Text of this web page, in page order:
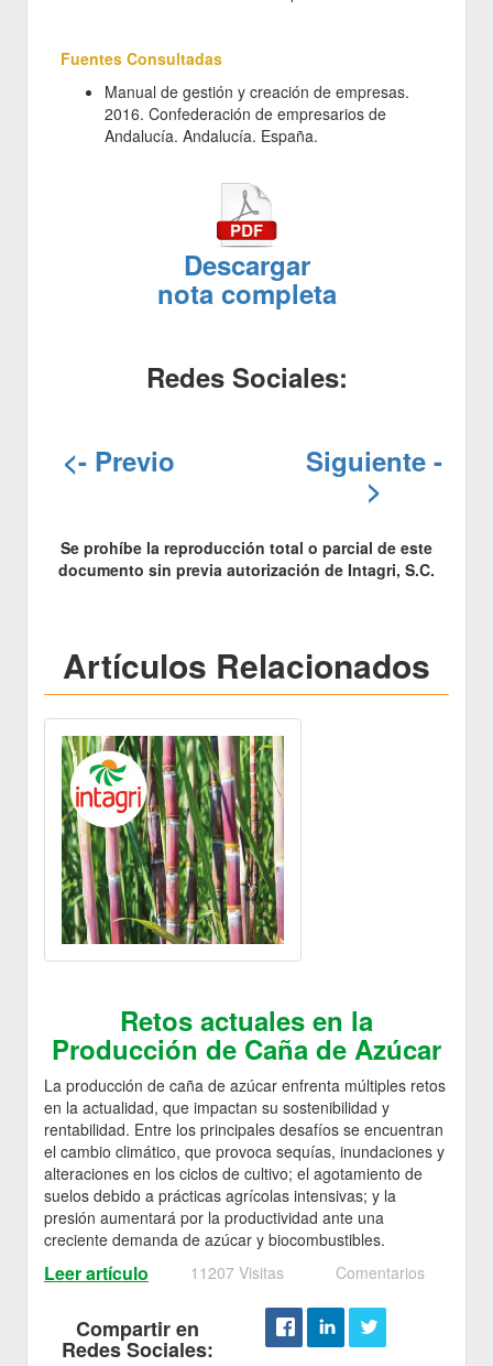
Fuentes Consultadas
Manual de gestión y creación de empresas.
2016. Confederación de empresarios de
Andalucía. Andalucía. España.
Descargar
nota completa
Redes Sociales:
<- Previo Siguiente -
>
Se prohíbe la reproducción total o parcial de este
documento sin previa autorización de Intagri, S.C.
Artículos Relacionados
Retos actuales en la
Producción de Caña de Azúcar
La producción de caña de azúcar enfrenta múltiples retos
en la actualidad, que impactan su sostenibilidad y
rentabilidad. Entre los principales desafíos se encuentran
el cambio climático, que provoca sequías, inundaciones y
alteraciones en los ciclos de cultivo; el agotamiento de
suelos debido a prácticas agrícolas intensivas; y la
presión aumentará por la productividad ante una
creciente demanda de azúcar y biocombustibles.
Leer artículo 11207 Visitas Comentarios
Compartir en
Redes Sociales: